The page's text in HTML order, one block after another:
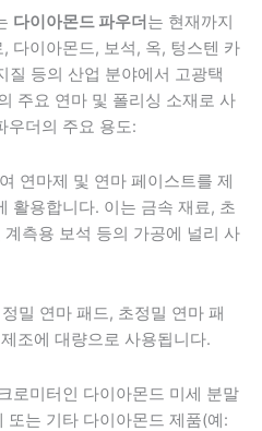
다이아몬드 파우더 는 현재까지
다이아몬드, 보석, 옥, 텅스텐 카
질 등의 산업 분야에서 고광택
주요 연마 및 폴리싱 소재로 사
우더의 주요 용도:
연마제 및 연마 페이스트를 제
활용합니다. 이는 금속 재료, 초
측용 보석 등의 가공에 널리 사
밀 연마 패드, 초정밀 연마 패
조에 대량으로 사용됩니다.
로미터인 다이아몬드 미세 분말
또는 기타 다이아몬드 제품(예: